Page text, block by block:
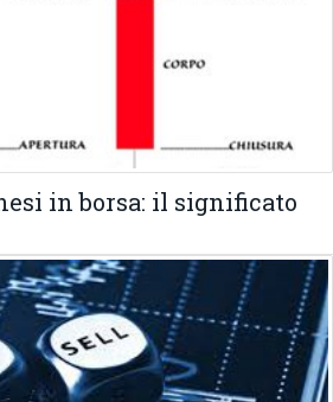
in borsa: il significato